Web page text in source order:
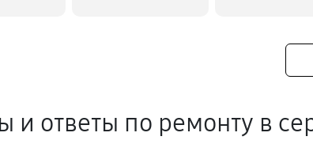
и ответы по ремонту в